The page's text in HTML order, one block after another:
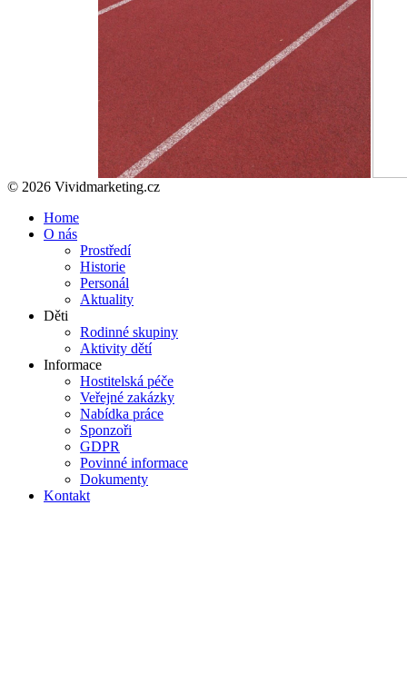
© 2026 Vividmarketing.cz
Home
O nás
Prostředí
Historie
Personál
Aktuality
Děti
Rodinné skupiny
Aktivity dětí
Informace
Hostitelská péče
Veřejné zakázky
Nabídka práce
Sponzoři
GDPR
Povinné informace
Dokumenty
Kontakt